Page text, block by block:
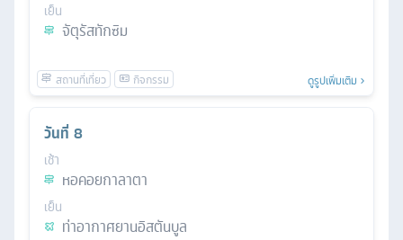
เย็น
จัตุรัสทักซิม
ดูรูปเพิ่มเติม
วันที่ 8
เช้า
หอคอยกาลาตา
เย็น
ท่าอากาศยานอิสตันบูล